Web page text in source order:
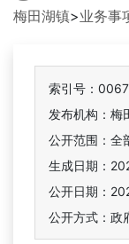
梅田湖镇>业务事
索引号：
发布机构：梅
公开范围：全
生成日期：
公开日期：
公开方式：政